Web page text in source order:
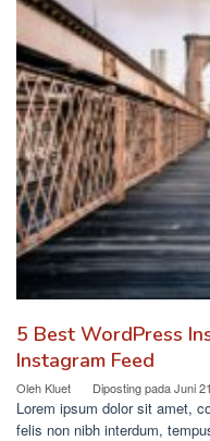
5 Best WordPress
Instagram Feed
Oleh Kluet Diposting padaJuni
Lorem ipsum dolor sit amet,
felis non nibh interdum,